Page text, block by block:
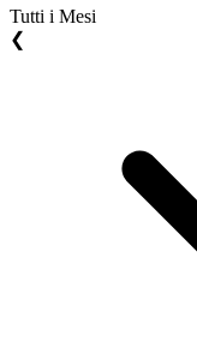
Tutti i Mesi
❮